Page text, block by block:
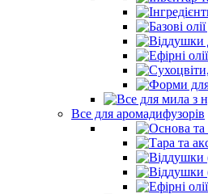
Все для аромадифузорів